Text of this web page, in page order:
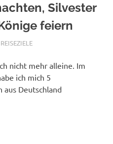
Silvester
feiern
REISEZIELE
nicht mehr alleine. Im
ich mich 5
aus Deutschland